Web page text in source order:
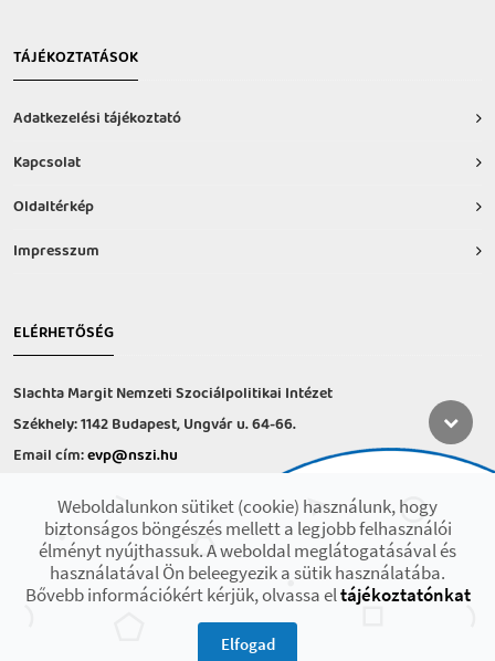
TÁJÉKOZTATÁSOK
Adatkezelési tájékoztató
Kapcsolat
Oldaltérkép
Impresszum
ELÉRHETŐSÉG
Slachta Margit Nemzeti Szociálpolitikai Intézet
Székhely: 1142 Budapest, Ungvár u. 64-66.
Email cím:evp@nszi.hu
hétfő-csütörtök: 8:00-16:00
péntek: 8:00-14.00
2021 © Minden jog fenntartva! Készült az EFOP-1.9.3-VEKOP-17 projekt
keretében.
Weboldalunkon sütiket (cookie) használunk, hogy
biztonságos böngészés mellett a legjobb felhasználói
élményt nyújthassuk. A weboldal meglátogatásával és
használatával Ön beleegyezik a sütik használatába.
Bővebb információkért kérjük, olvassa eltájékoztatónkat
Elfogad